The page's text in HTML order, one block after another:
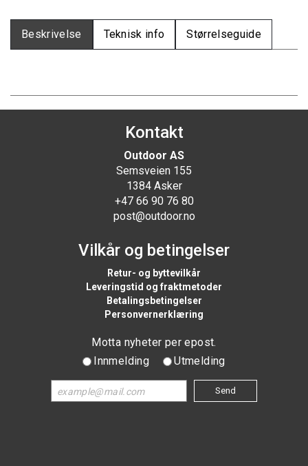
Beskrivelse Teknisk info Størrelseguide
Kontakt
Outdoor AS
Semsveien 155
1384 Asker
+47 66 90 76 80
post@outdoor.no
Vilkår og betingelser
Retur- og byttevilkår
Leveringstid og fraktmetoder
Betalingsbetingelser
Personvernerklæring
Motta nyheter per epost.
Innmelding
Utmelding